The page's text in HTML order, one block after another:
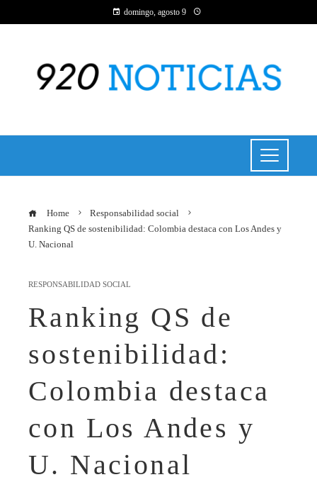
domingo, agosto 9
Home
Responsabilidad social
Ranking QS de sostenibilidad: Colombia destaca con Los Andes y
U. Nacional
RESPONSABILIDAD SOCIAL
Ranking QS de
sostenibilidad:
Colombia destaca
con Los Andes y
U. Nacional